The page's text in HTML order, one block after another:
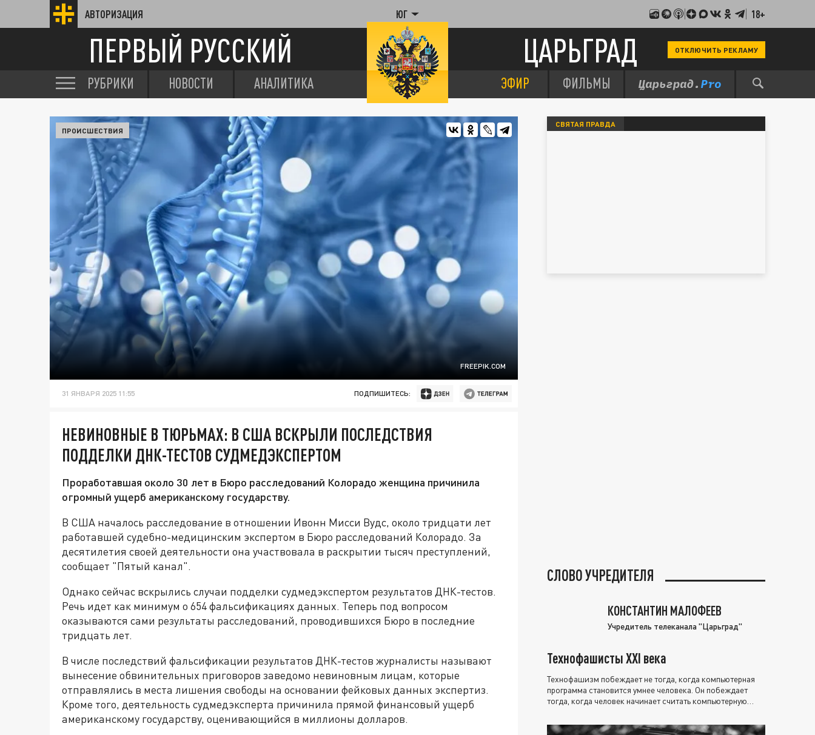
АВТОРИЗАЦИЯ ЮГ 18+
ПЕРВЫЙ РУССКИЙ ЦАРЬГРАД ОТКЛЮЧИТЬ РЕКЛАМУ
РУБРИКИ НОВОСТИ АНАЛИТИКА ЭФИР ФИЛЬМЫ
FREEPIK.COM
ПРОИСШЕСТВИЯ
31 ЯНВАРЯ 2025 11:55 ПОДПИШИТЕСЬ:
НЕВИНОВНЫЕ В ТЮРЬМАХ: В США ВСКРЫЛИ ПОСЛЕДСТВИЯ
ПОДДЕЛКИ ДНК-ТЕСТОВ СУДМЕДЭКСПЕРТОМ
Проработавшая около 30 лет в Бюро расследований Колорадо женщина причинила
огромный ущерб американскому государству.
В США началось расследование в отношении Ивонн Мисси Вудс, около тридцати лет
работавшей судебно-медицинским экспертом в Бюро расследований Колорадо. За
десятилетия своей деятельности она участвовала в раскрытии тысяч преступлений,
сообщает "Пятый канал".
Однако сейчас вскрылись случаи подделки судмедэкспертом результатов ДНК-тестов.
Речь идет как минимум о 654 фальсификациях данных. Теперь под вопросом
оказываются сами результаты расследований, проводившихся Бюро в последние
тридцать лет.
В числе последствий фальсификации результатов ДНК-тестов журналисты называют
вынесение обвинительных приговоров заведомо невиновным лицам, которые
отправлялись в места лишения свободы на основании фейковых данных экспертиз.
Кроме того, деятельность судмедэксперта причинила прямой финансовый ущерб
американскому государству, оценивающийся в миллионы долларов.
СВЯТАЯ ПРАВДА
СЛОВО УЧРЕДИТЕЛЯ
КОНСТАНТИН МАЛОФЕЕВ
Учредитель телеканала "Царьград"
Технофашисты XXI века
Технофашизм побеждает не тогда, когда компьютерная
программа становится умнее человека. Он побеждает
тогда, когда человек начинает считать компьютерную